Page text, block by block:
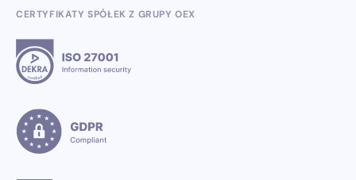
CERTYFIKATY SPÓŁEK Z GRUPY OEX